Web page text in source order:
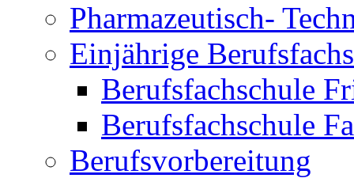
Pharmazeutisch-
Einjährige
Berufsfachschule
Berufsfachschule
Berufsvorbereitung